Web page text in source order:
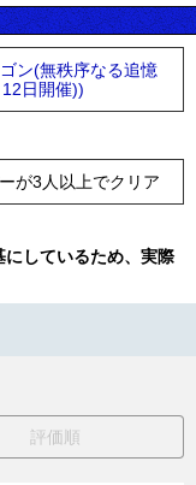
ン(無秩序なる追憶
日開催))
が3人以上でクリア
しているため、実際
評価順